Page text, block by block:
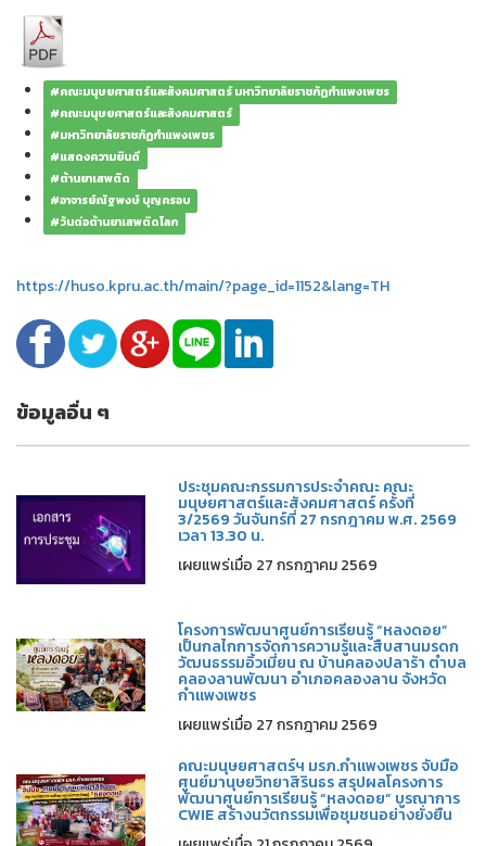
#คณะมนุษยศาสตร์และสังคมศาสตร์ มหาวิทยาลัยราชภัฏกำแพงเพชร
#คณะมนุษยศาสตร์และสังคมศาสตร์
#มหาวิทยาลัยราชภัฏกำแพงเพชร
#แสดงความยินดี
#ต้านยาเสพติด
#อาจารย์ณัฐพงษ์ บุญครอบ
#วันต่อต้านยาเสพติดโลก
https://huso.kpru.ac.th/main/?page_id=1152&lang=TH
ข้อมูลอื่น ๆ
ประชุมคณะกรรมการประจำคณะ คณะ
มนุษยศาสตร์และสังคมศาสตร์ ครั้งที่
3/2569 วันจันทร์ที่ 27 กรกฎาคม พ.ศ. 2569
เวลา 13.30 น.
เผยแพร่เมื่อ 27 กรกฎาคม 2569
โครงการพัฒนาศูนย์การเรียนรู้ “หลงดอย”
เป็นกลไกการจัดการความรู้และสืบสานมรดก
วัฒนธรรมอิ้วเมี่ยน ณ บ้านคลองปลาร้า ตำบล
คลองลานพัฒนา อำเภอคลองลาน จังหวัด
กำแพงเพชร
เผยแพร่เมื่อ 27 กรกฎาคม 2569
คณะมนุษยศาสตร์ฯ มรภ.กำแพงเพชร จับมือ
ศูนย์มานุษยวิทยาสิรินธร สรุปผลโครงการ
พัฒนาศูนย์การเรียนรู้ “หลงดอย” บูรณาการ
CWIE สร้างนวัตกรรมเพื่อชุมชนอย่างยั่งยืน